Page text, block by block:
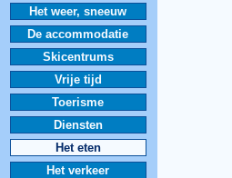
Het weer, sneeuw
De accommodatie
Skicentrums
Vrije tijd
Toerisme
Diensten
Het eten
Het verkeer